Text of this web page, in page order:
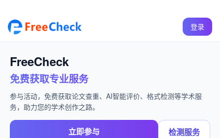
登录
FreeCheck
免费获取专业服务
参与活动，免费获取论文查重、AI智能评价、格式检测等学术服
务，助力您的学术创作之路。
立即参与 检测服务